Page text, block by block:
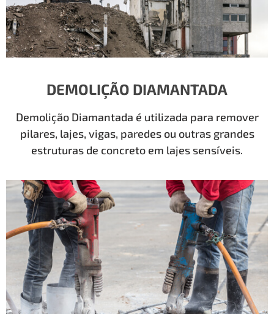
DEMOLIÇÃO DIAMANTADA
Demolição Diamantada é utilizada para remover
pilares, lajes, vigas, paredes ou outras grandes
estruturas de concreto em lajes sensíveis.